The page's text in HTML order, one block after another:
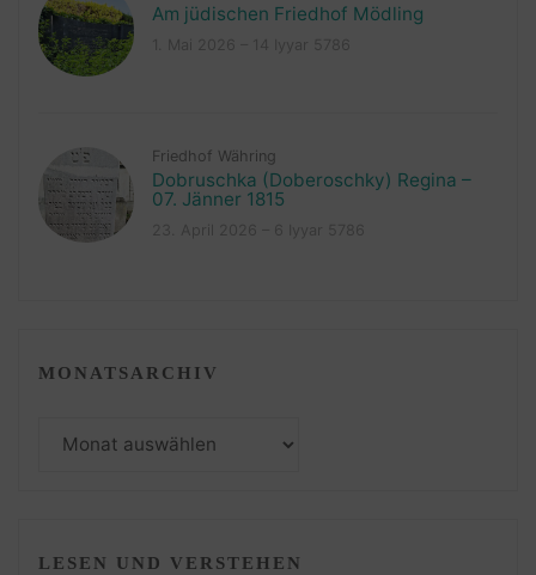
Am jüdischen Friedhof Mödling
Friedhof Währing
Dobruschka (Doberoschky) Regina –
07. Jänner 1815
MONATSARCHIV
LESEN UND VERSTEHEN